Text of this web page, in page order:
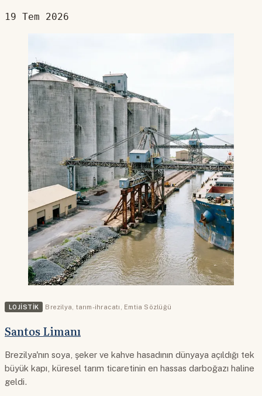
19 Tem 2026
LOJISTIK Brezilya tarım-ihracatı Emtia Sözlüğü
Santos Limanı
Brezilya'nın soya, şeker ve kahve hasadının dünyaya açıldığı tek
büyük kapı, küresel tarım ticaretinin en hassas darboğazı haline
geldi.